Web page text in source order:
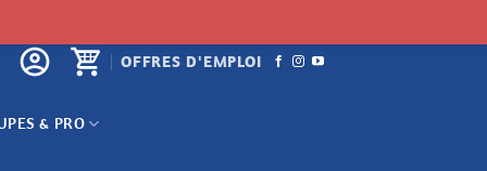
OFFRES D'EMPLOI
& PRO